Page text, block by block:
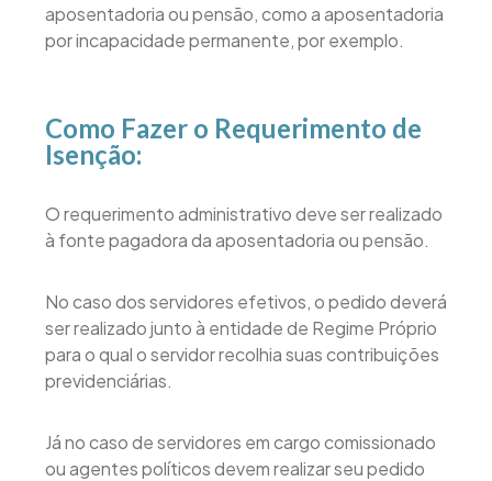
aposentadoria ou pensão, como a aposentadoria
por incapacidade permanente, por exemplo.
Como Fazer o Requerimento de
Isenção:
O requerimento administrativo deve ser realizado
à fonte pagadora da aposentadoria ou pensão.
No caso dos servidores efetivos, o pedido deverá
ser realizado junto à entidade de Regime Próprio
para o qual o servidor recolhia suas contribuições
previdenciárias.
Já no caso de servidores em cargo comissionado
ou agentes políticos devem realizar seu pedido